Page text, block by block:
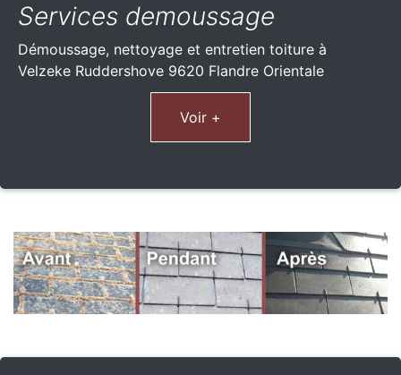
Services demoussage
Démoussage, nettoyage et entretien toiture à
Velzeke Ruddershove 9620 Flandre Orientale
Voir +